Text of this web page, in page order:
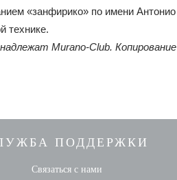
«занфирико» по имени
технике.
Murano-Club.
ПОДДЕРЖКИ
Связаться с нами